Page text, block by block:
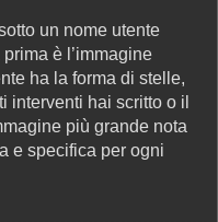
un nome utente
è l’immagine
ha la forma di stelle,
interventi hai scritto o il
più grande nota
e specifica per ogni